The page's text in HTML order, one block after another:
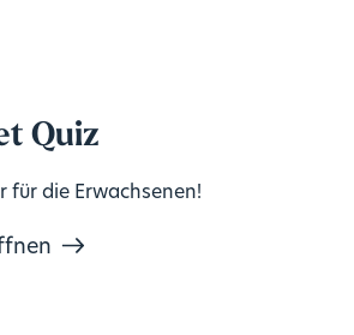
Quiz
für die Erwachsenen!